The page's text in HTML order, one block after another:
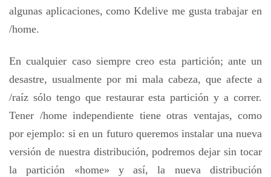
algunas aplicaciones, como Kdelive me gusta trabajar en
/home.
En cualquier caso siempre creo esta partición; ante un
desastre, usualmente por mi mala cabeza, que afecte a
/raíz sólo tengo que restaurar esta partición y a correr.
Tener /home independiente tiene otras ventajas, como
por ejemplo: si en un futuro queremos instalar una nueva
versión de nuestra distribución, podremos dejar sin tocar
la partición «home» y así, la nueva distribución